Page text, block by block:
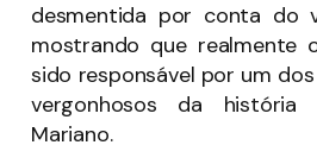
desmentida por conta do
mostrando que realmente
sido responsável por um
vergonhosos da
Mariano.